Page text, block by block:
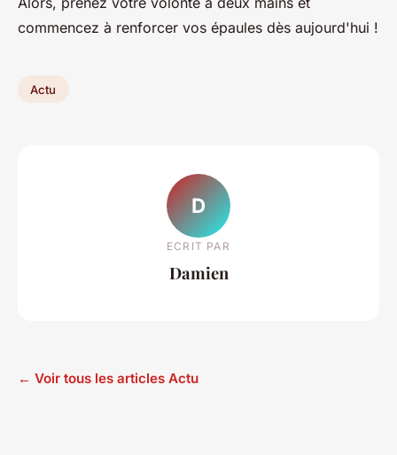
commencez à renforcer vos épaules dès aujourd'hui !
Actu
D
ECRIT PAR
Damien
← Voir tous les articles Actu